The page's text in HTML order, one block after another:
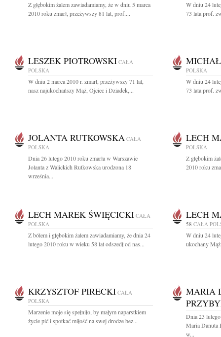
Z głębokim żalem zawiadamiamy, że w dniu 5 marca
2010 roku zmarł, przeżywszy 81 lat, prof....
W dniu 24
73 lata prof.
LESZEK PIOTROWSKI CAŁA
POLSKA
W dniu 2 marca 2010 r. zmarł, przeżywszy 71 lat,
nasz najukochańszy Mąż, Ojciec i Dziadek,...
POLSKA
W dniu 24
73 lata prof.
JOLANTA RUTKOWSKA CAŁA
POLSKA
Dnia 26 lutego 2010 roku zmarła w Warszawie
Jolanta z Walickich Rutkowska urodzona 18
września...
LECH
POLSKA
Z głębokim
2010 roku
LECH MAREK ŚWIĘCICKI CAŁA
POLSKA
Z bólem i głębokim żalem zawiadamiamy, że dnia 24
lutego 2010 roku w wieku 58 lat odszedł od nas...
LECH
58 CAŁA
W dniu 24
ukochany
KRZYSZTOF PIRECKI CAŁA
POLSKA
Marzenie moje się spełniło, by małym naparstkiem
życie pić i spotkać miłość na swej drodze bez...
MARIA
Dnia 23
Maria Danuta
w...